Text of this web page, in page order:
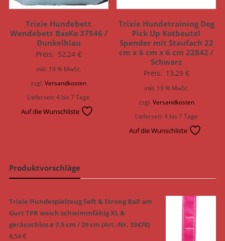
Trixie Hundebett
Wendebett BasKo 37546 /
Dunkelblau
Preis: 52,24€
inkl. 19 % MwSt.
zzgl.Versandkosten
Lieferzeit:4 bis 7 Tage
Auf die Wunschliste
Trixie Hundetraining Dog
Pick Up Kotbeutel
Spender mit Staufach 22
cm x 6 cm x 6 cm 22842 /
Schwarz
Preis: 13,29 €
inkl. 19 % MwSt.
zzgl. Versandkosten
Lieferzeit:4 bis 7 Tage
Auf die Wunschliste
Produktvorschläge
Trixie Hundespielzeug Soft & Strong Ball am
Gurt TPR weich schwimmfähig XL &
geräuschlos ø 7,5 cm / 29 cm (Art.-Nr. 33478)
8,54€